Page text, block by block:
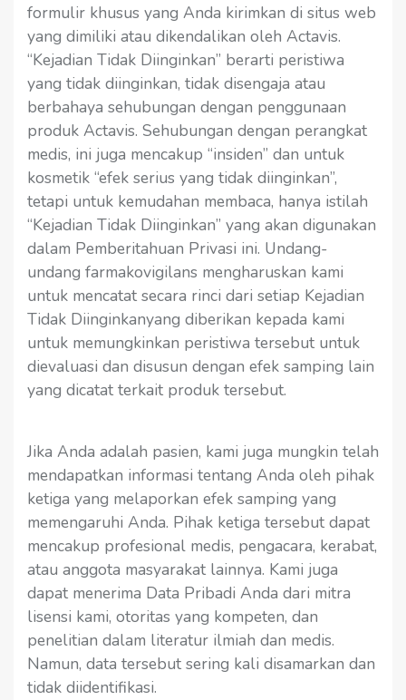
formulir khusus yang Anda kirimkan di situs web
yang dimiliki atau dikendalikan oleh Actavis.
“Kejadian Tidak Diinginkan” berarti peristiwa
yang tidak diinginkan, tidak disengaja atau
berbahaya sehubungan dengan penggunaan
produk Actavis. Sehubungan dengan perangkat
medis, ini juga mencakup “insiden” dan untuk
kosmetik “efek serius yang tidak diinginkan”,
tetapi untuk kemudahan membaca, hanya istilah
“Kejadian Tidak Diinginkan” yang akan digunakan
dalam Pemberitahuan Privasi ini. Undang-
undang farmakovigilans mengharuskan kami
untuk mencatat secara rinci dari setiap Kejadian
Tidak Diinginkanyang diberikan kepada kami
untuk memungkinkan peristiwa tersebut untuk
dievaluasi dan disusun dengan efek samping lain
yang dicatat terkait produk tersebut.
Jika Anda adalah pasien, kami juga mungkin telah
mendapatkan informasi tentang Anda oleh pihak
ketiga yang melaporkan efek samping yang
memengaruhi Anda. Pihak ketiga tersebut dapat
mencakup profesional medis, pengacara, kerabat,
atau anggota masyarakat lainnya. Kami juga
dapat menerima Data Pribadi Anda dari mitra
lisensi kami, otoritas yang kompeten, dan
penelitian dalam literatur ilmiah dan medis.
Namun, data tersebut sering kali disamarkan dan
tidak diidentifikasi.